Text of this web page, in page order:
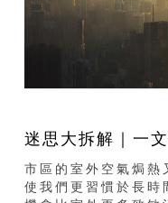
迷思大拆解｜一
市區的室外空氣焗熱
使我們更習慣於長時